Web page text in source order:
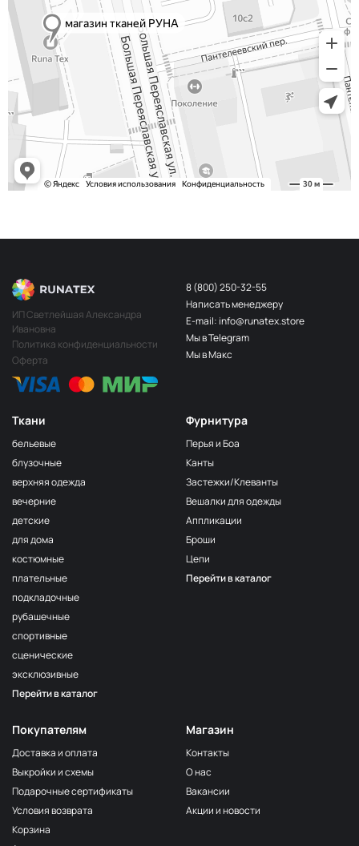
Ткани
бельевые
блузочные
верхняя одежда
вечерние
детские
для дома
костюмные
плательные
подкладочные
рубашечные
спортивные
сценические
эксклюзивные
Перейти в каталог
Фурнитура
Перья и Боа
Канты
Застежки/Клеванты
Вешалки для одежды
Аппликации
Броши
Цепи
Перейти в каталог
Покупателям
Доставка и оплата
Выкройки и схемы
Подарочные сертификаты
Условия возврата
Корзина
Магазин
Контакты
О нас
Вакансии
Акции и новости
ИП Светлейшая Александра
Ивановна
Политика конфиденциальности
Оферта
8 (800) 250-32-55
Написать менеджеру
E-mail: info@runatex.store
Мы в Telegram
Мы в Макс